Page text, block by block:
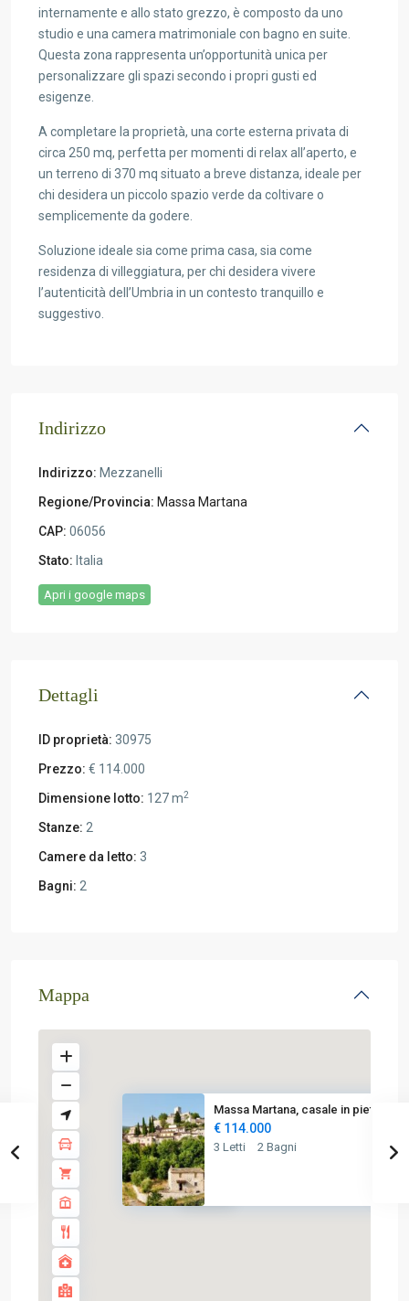
internamente e allo stato grezzo, è composto da uno
studio e una camera matrimoniale con bagno en suite.
Questa zona rappresenta un’opportunità unica per
personalizzare gli spazi secondo i propri gusti ed
esigenze.
A completare la proprietà, una corte esterna privata di
circa 250 mq, perfetta per momenti di relax all’aperto, e
un terreno di 370 mq situato a breve distanza, ideale per
chi desidera un piccolo spazio verde da coltivare o
semplicemente da godere.
Soluzione ideale sia come prima casa, sia come
residenza di villeggiatura, per chi desidera vivere
l’autenticità dell’Umbria in un contesto tranquillo e
suggestivo.
Indirizzo
Indirizzo: Mezzanelli
Regione/Provincia: Massa Martana
CAP: 06056
Stato: Italia
Apri i google maps
Dettagli
ID proprietà: 30975
Prezzo: € 114.000
Dimensione lotto: 127 m2
Stanze: 2
Camere da letto: 3
Bagni: 2
Mappa
€ 114K
Massa Martana, casale in pietr...
€ 114.000
3 Letti 2 Bagni